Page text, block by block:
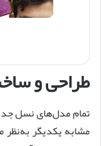
طراحی و
مشابه یکدیگر